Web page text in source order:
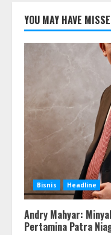
YOU MAY HAVE
Bisnis Headline
Andry Mahyar:
Pertamina Patra